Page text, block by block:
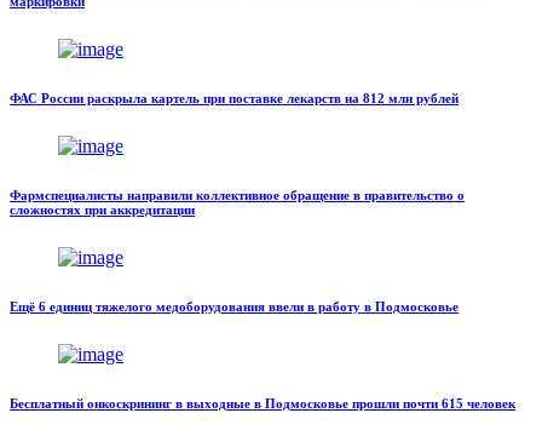
ФАС России раскрыла картель при поставке лекарств на 812 млн рублей
Фармспециалисты направили коллективное обращение в правительство о
сложностях при аккредитации
Ещё 6 единиц тяжелого медоборудования ввели в работу в Подмосковье
Бесплатный онкоскрининг в выходные в Подмосковье прошли почти 615 человек